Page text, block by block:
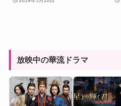
放映中の華流ドラマ